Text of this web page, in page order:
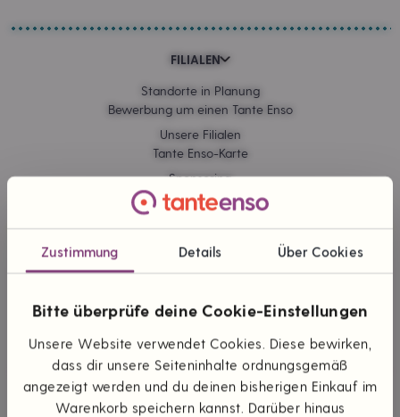
Zustimmung Details Über Cookies
Bitte überprüfe deine Cookie-Einstellungen
Unsere Website verwendet Cookies. Diese bewirken,
dass dir unsere Seiteninhalte ordnungsgemäß
angezeigt werden und du deinen bisherigen Einkauf im
Warenkorb speichern kannst. Darüber hinaus
FILIALEN
Standorte in Planung
Bewerbung um einen Tante Enso
Unsere Filialen
Tante Enso-Karte
Sponsoring
Kommissionskauf
ONLINE EINKAUFEN
Zahlungsarten
Themen & Marken
UNTERNEHMEN